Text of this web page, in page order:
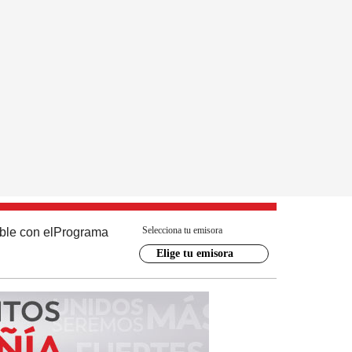
con el Programa Selecciona tu emisora
Elige tu emisora